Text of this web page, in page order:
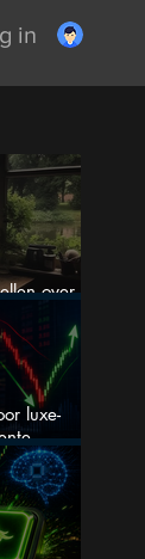
in
over
luxe-